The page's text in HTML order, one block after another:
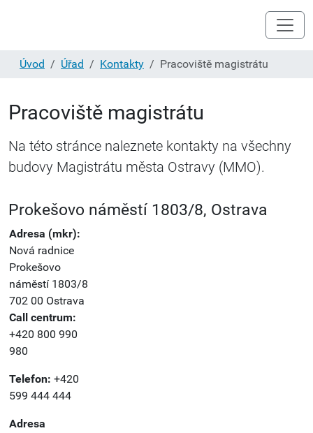
Úvod Úřad Kontakty Pracoviště magistrátu
Pracoviště magistrátu
Na této stránce naleznete kontakty na všechny
budovy Magistrátu města Ostravy (MMO).
Prokešovo náměstí 1803/8, Ostrava
Adresa (mkr):
Nová radnice
Prokešovo
náměstí 1803/8
702 00 Ostrava
Call centrum:
+420 800 990
980
Telefon: +420
599 444 444
Adresa